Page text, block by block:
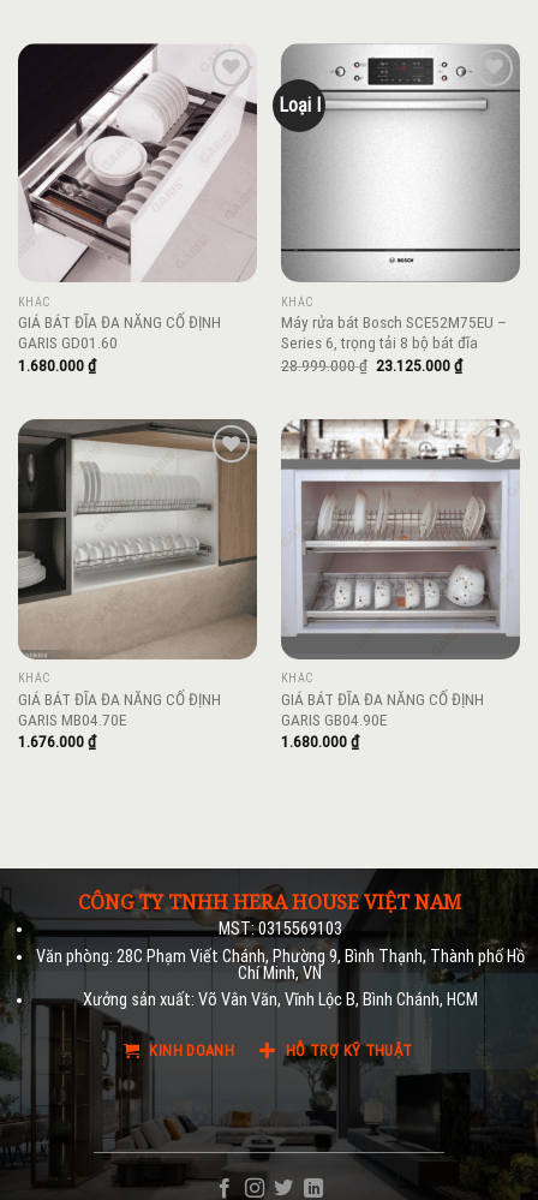
Add to
wishlist
KHÁC
GIÁ BÁT ĐĨA ĐA NĂNG CỐ ĐỊNH
GARIS GD01.60
1.680.000₫
Loại I
Add to
KHÁC
Máy rửa bát Bosch SCE52M75EU –
Series 6, trọng tải 8 bộ bát đĩa
28.999.000₫ Giá
23.125.000₫Giá
hiện
23.125.000
wishlist
KHÁC
GIÁ BÁT ĐĨA ĐA NĂNG CỐ ĐỊNH
GARIS MB04.70E
1.676.000₫
Add to
wishlist
KHÁC
GIÁ BÁT ĐĨA ĐA NĂNG CỐ ĐỊNH
GARIS GB04.90E
1.680.000₫
CÔNG TY TNHH HERA HOUSE VIỆT NAM
MST: 0315569103
Văn phòng: 28C Phạm Viết Chánh, Phường 9, Bình Thạnh, Thành phố Hồ
Chí Minh, VN
Xưởng sản xuất: Võ Vân Văn, Vĩnh Lộc B, Bình Chánh, HCM
KINH DOANH HỖ TRỢ KỸ THUẬT